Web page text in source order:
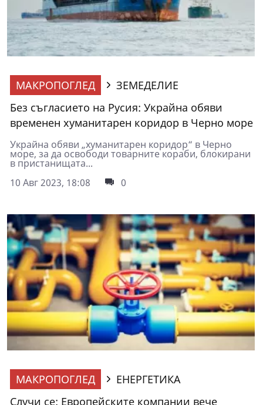
МАКРОПОГЛЕД
ЗЕМЕДЕЛИЕ
Без съгласието на Русия: Украйна обяви
временен хуманитарен коридор в Черно море
Украйна обяви „хуманитарен коридор“ в Черно
море, за да освободи товарните кораби, блокирани
в пристанищата...
10 Авг 2023, 18:08
0
МАКРОПОГЛЕД
ЕНЕРГЕТИКА
Случи се: Европейските компании вече